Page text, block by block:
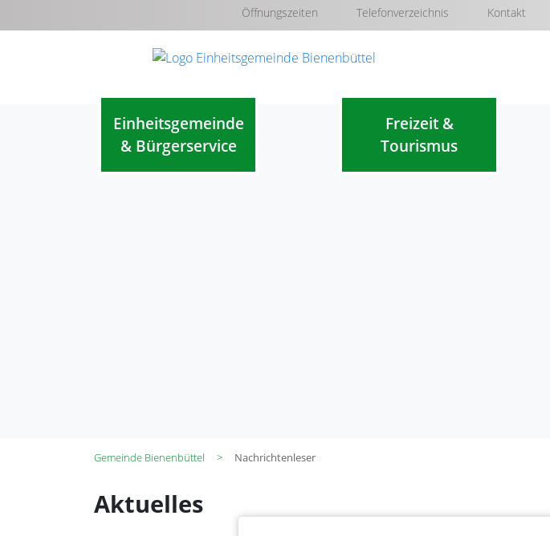
Öffnungszeiten Telefonverzeichnis Kontakt
Einheitsgemeinde
& Bürgerservice
Freizeit &
Tourismus
Gemeinde Bienenbüttel Nachrichtenleser
Aktuelles